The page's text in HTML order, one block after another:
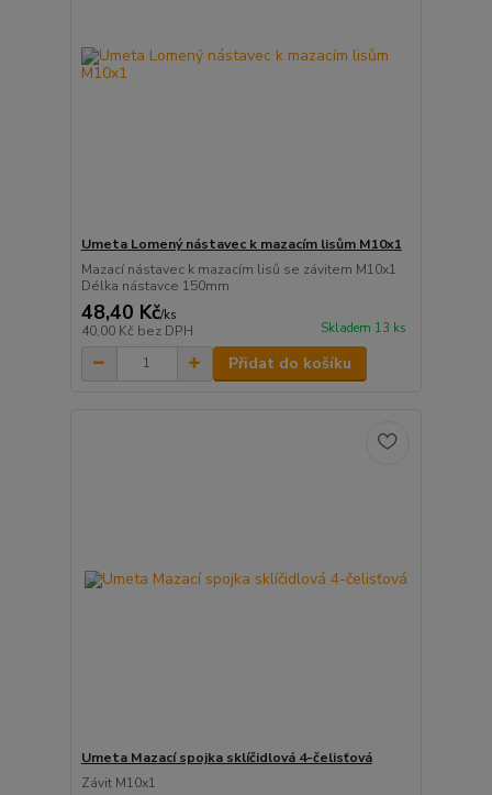
Umeta Lomený nástavec k mazacím lisům M10x1
Mazací nástavec k mazacím lisů se závitem M10x1
Délka nástavce 150mm
48,40 Kč/ks
40,00 Kč bez DPH Skladem 13 ks
Přidat do košíku
Umeta Mazací spojka sklíčidlová 4-čelisťová
Závit M10x1